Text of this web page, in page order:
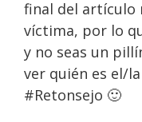
final del artículo
víctima, por lo
y no seas un
ver quién es el/
#Retonsejo 🙂